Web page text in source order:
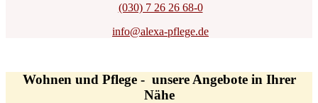
(030) 7 26 26 68-0
info@alexa-pflege.de
Wohnen und Pflege - unsere Angebote in Ihrer
Nähe